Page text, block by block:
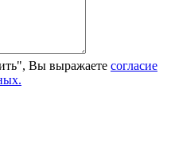
Вы выражаете согласие